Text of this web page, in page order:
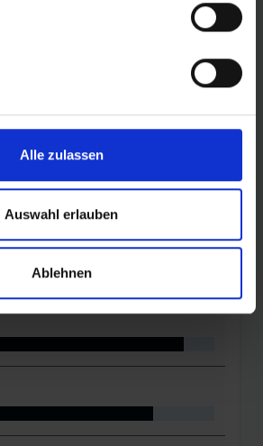
Alle zulassen
Auswahl erlauben
Ablehnen
Boomerang-Profil und
fair gehandeltem Naturkautschuk
Ruß (rCB) aus Schwalbes eigenem